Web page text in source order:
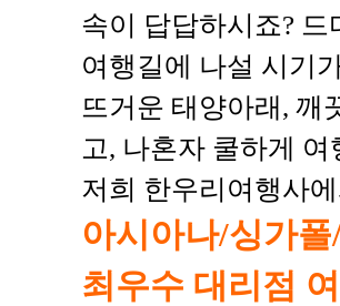
속이 답답하시죠?
여행길에 나설 시기
뜨거운 태양아래, 깨
고, 나혼자 쿨하게 여
저희 한우리여행사
아시아나/싱가
최우수 대리점